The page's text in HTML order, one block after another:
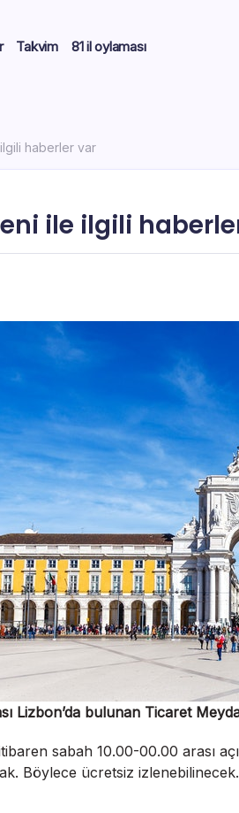
Takvim 81 il oylaması
haberler var
ile ilgili
Lizbon’da bulunan Ticaret
sabah 10.00-00.00 arası
Böylece ücretsiz izlenebilinecek.